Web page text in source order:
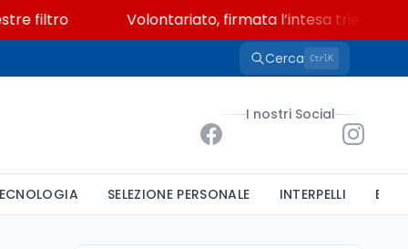
Volontariato, firmata l’intesa triennale tra
Cerca CtrlK
I nostri Social
SELEZIONE PERSONALE INTERPELLI